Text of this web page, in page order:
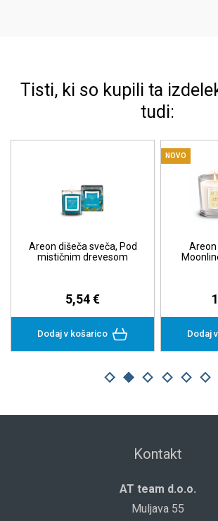
Tisti, ki so kupili ta
tudi:
Areon dišeča sveča, Pod
mističnim drevesom
5,54 €
Dodaj v košarico
NOVO
Areon
Dodaj
Kontakt
AT team d.o.o.
Muljava 55